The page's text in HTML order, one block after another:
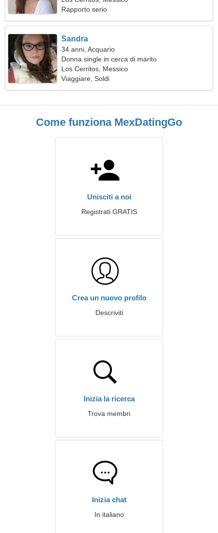
Rapporto serio
Sandra
34 anni, Acquario
Donna single in cerca di marito
Los Cerritos, Messico
Viaggiare, Soldi
Come funziona MexDatingGo
Unisciti a noi
Registrati GRATIS
Crea un nuovo profilo
Descriviti
Inizia la ricerca
Trova membri
Inizia chat
In italiano